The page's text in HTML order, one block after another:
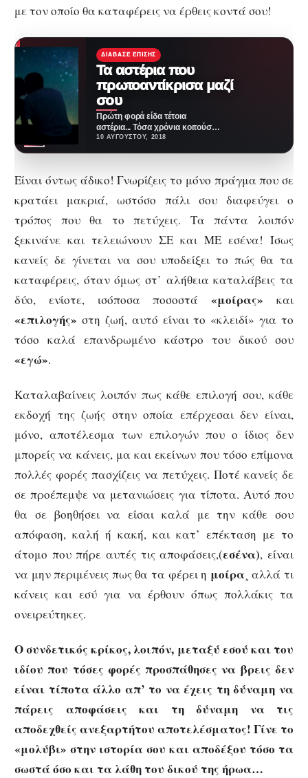
με τον οποίο θα καταφέρεις να έρθεις κοντά σου!
ΔΙΆΒΑΣΕ ΕΠΊΣΗΣ
Τα αστέρια που
πρωτοαντίκρισα μαζί
σου
Πρώτη φορά είδα τέτοια
αστέρια... Τόσα χρόνια κοιτούσα
τον βραδινό ουρανό και
10 ΑΥΓΟΎΣΤΟΥ, 2018
Είναι όντως άδικο! Γνωρίζεις το μόνο πράγμα που σε
κρατάει μακριά, ωστόσο πάλι σου διαφεύγει ο
τρόπος που θα το πετύχεις. Τα πάντα λοιπόν
ξεκινάνε και τελειώνουν ΣΕ και ΜΕ εσένα! Ίσως
κανείς δε γίνεται να σου υποδείξει το πώς θα τα
καταφέρεις, όταν όμως στ’ αλήθεια καταλάβεις τα
δύο, ενίοτε, ισόποσα ποσοστά«μοίρας»και
«επιλογής» στη ζωή, αυτό είναι το «κλειδί» για το
τόσο καλά επανδρωμένο κάστρο του δικού σου
«εγώ».
Καταλαβαίνεις λοιπόν πως κάθε επιλογή σου, κάθε
εκδοχή της ζωής στην οποία επέρχεσαι δεν είναι,
μόνο, αποτέλεσμα των επιλογών που ο ίδιος δεν
μπορείς να κάνεις, μα και εκείνων που τόσο επίμονα
πολλές φορές πασχίζεις να πετύχεις. Ποτέ κανείς δε
σε προέπεμψε να μετανιώσεις για τίποτα. Αυτό που
θα σε βοηθήσει να είσαι καλά με την κάθε σου
απόφαση, καλή ή κακή, και κατ’ επέκταση με το
άτομο που πήρε αυτές τις αποφάσεις,(εσένα), είναι
να μην περιμένεις πως θα τα φέρει η μοίρα¸ αλλά τι
κάνεις και εσύ για να έρθουν όπως πολλάκις τα
ονειρεύτηκες.
Ο συνδετικός κρίκος, λοιπόν, μεταξύ εσού και του
ιδίου που τόσες φορές προσπάθησες να βρεις δεν
είναι τίποτα άλλο απ’ το να έχεις τη δύναμη να
πάρεις αποφάσεις και τη δύναμη να τις
αποδεχθείς ανεξαρτήτου αποτελέσματος! Γίνε το
«μολύβι» στην ιστορία σου και αποδέξου τόσο τα
σωστά όσο και τα λάθη του δικού της ήρωα…